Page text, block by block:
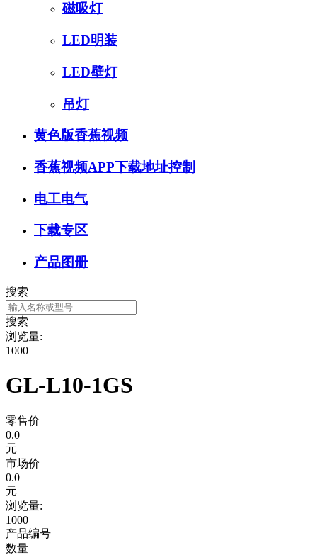
磁吸灯
LED明装
LED壁灯
吊灯
黄色版香蕉视频
香蕉视频APP下载地址控制
电工电气
下载专区
产品图册
搜索
搜索
浏览量:
1000
GL-L10-1GS
零售价
0.0
元
市场价
0.0
元
浏览量:
1000
产品编号
数量